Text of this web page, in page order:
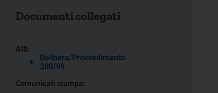
Documenti collegati
Atti:
Delibera/Provvedimento
200/99
Comunicati stampa: